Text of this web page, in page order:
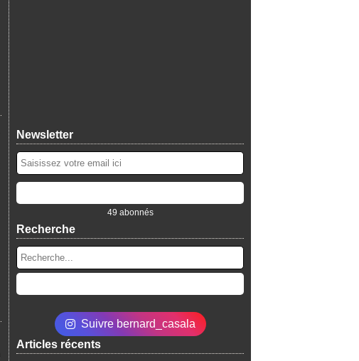
Newsletter
49 abonnés
Recherche
Suivre bernard_casala
Articles récents